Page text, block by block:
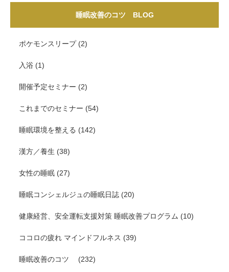
睡眠改善のコツ BLOG
ポケモンスリープ(2)
入浴 (1)
開催予定セミナー (2)
これまでのセミナー (54)
睡眠環境を整える (142)
漢方／養生 (38)
女性の睡眠 (27)
睡眠コンシェルジュの睡眠日誌 (20)
健康経営、安全運転支援対策 睡眠改善プログラム (10)
ココロの疲れ マインドフルネス (39)
睡眠改善のコツ (232)